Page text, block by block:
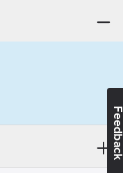
REACH -
Datum:2021-11-